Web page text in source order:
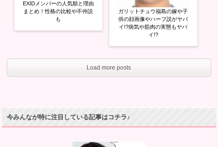
EXIDメンバーの人気順と理由
まとめ！性格の比較や不仲説
も
ガリットチュウ福島の嫁や子
供の顔画像やハーフ説がヤバ
イ!?病気や筋肉の実態もヤバ
イ!?
Load more posts
今みんなが特に注目している記事はコチラ♪